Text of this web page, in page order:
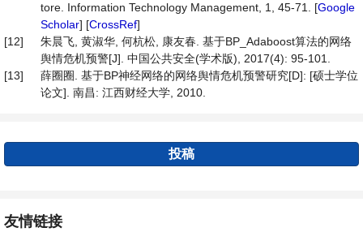
tore. Information Technology Management, 1, 45-71. [Google
Scholar] [CrossRef]
[12]
朱晨飞, 黄淑华, 何杭松, 康友春. 基于BP_Adaboost算法的网络
舆情危机预警[J]. 中国公共安全(学术版), 2017(4): 95-101.
[13]
薛圈圈. 基于BP神经网络的网络舆情危机预警研究[D]: [硕士学位
论文]. 南昌: 江西财经大学, 2010.
投稿
友情链接